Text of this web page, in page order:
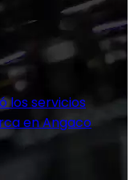
los servicios
en Angaco